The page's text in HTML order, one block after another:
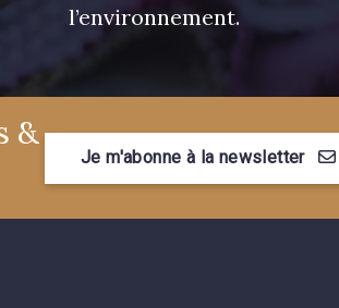
l’environnement.
&
Je m'abonne à la newsletter